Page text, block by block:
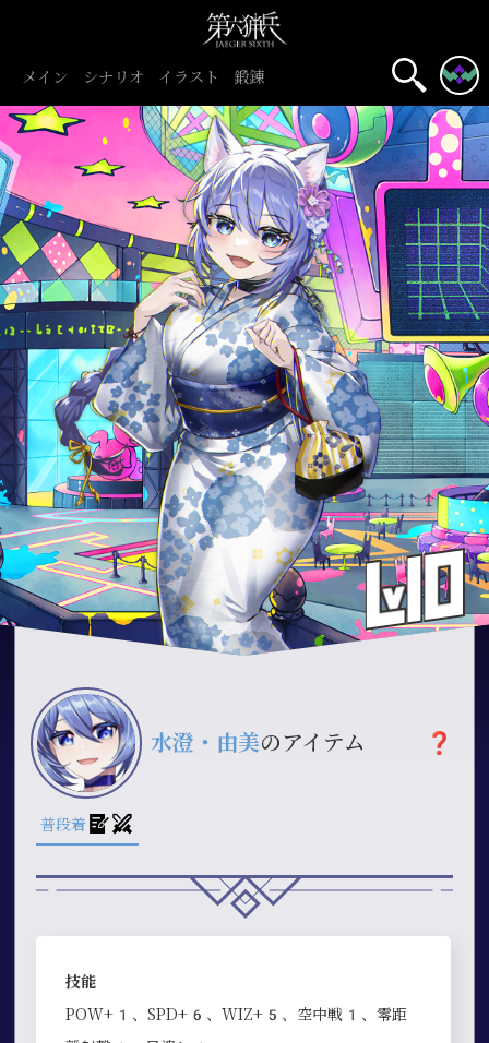
メイン シナリオ イラスト 鍛錬
水澄・由美のアイテム ❓
普段着
技能
POW+1、SPD+6、WIZ+5、空中戦1、零距